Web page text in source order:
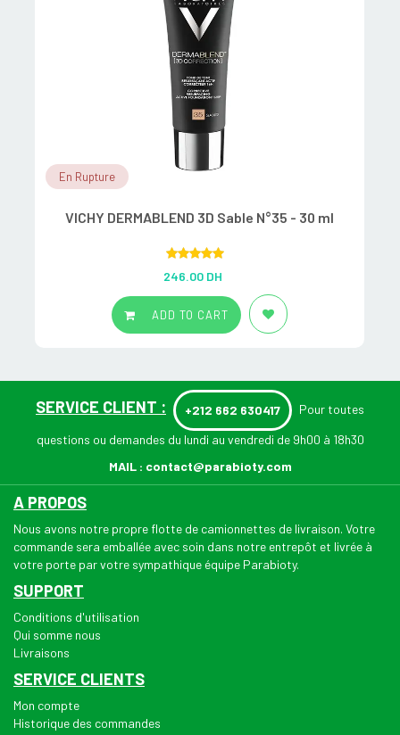
En Rupture
VICHY DERMABLEND 3D Sable N°35 - 30 ml
out of 5
246.00 DH
ADD TO CART
SERVICE CLIENT : +212 662 630417 Pour toutes
questions ou demandes du lundi au vendredi de 9h00 à 18h30
MAIL : contact@parabioty.com
A PROPOS
Nous avons notre propre flotte de camionnettes de livraison. Votre
commande sera emballée avec soin dans notre entrepôt et livrée à
votre porte par votre sympathique équipe Parabioty.
SUPPORT
Conditions d'utilisation
Qui somme nous
Livraisons
SERVICE CLIENTS
Mon compte
Historique des commandes